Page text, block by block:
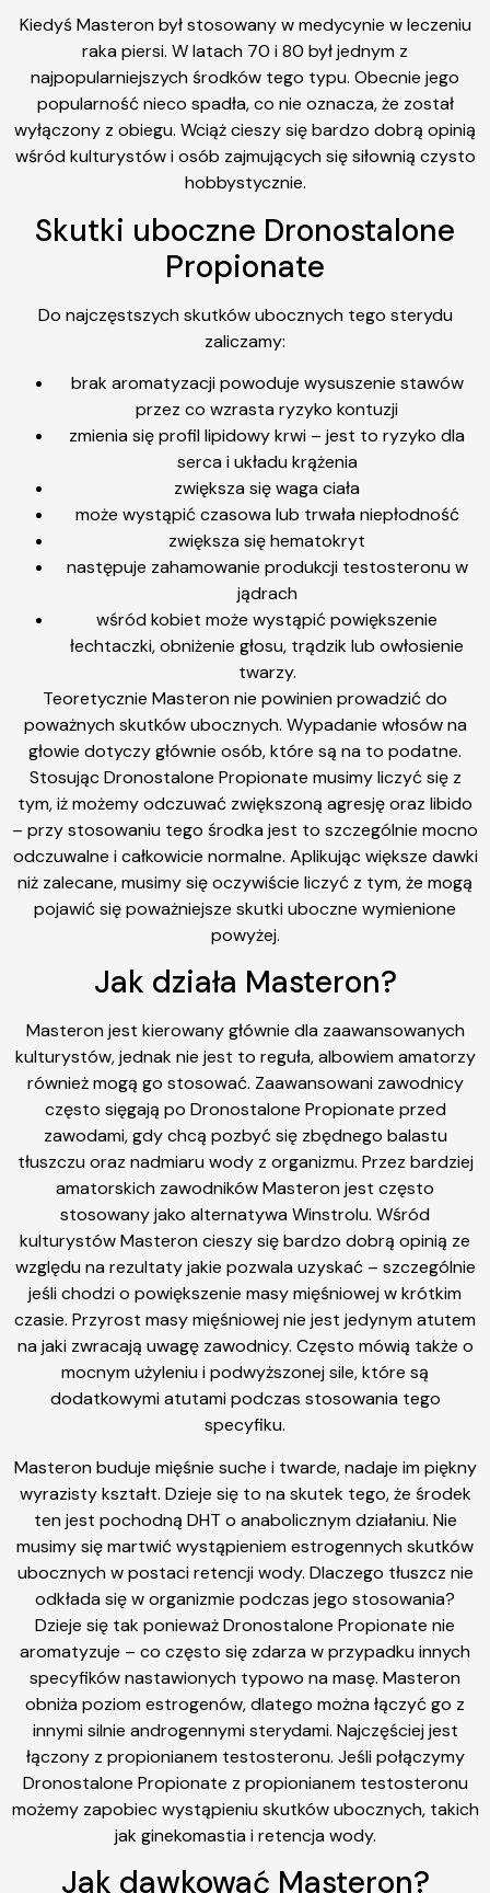
Kiedyś Masteron był stosowany w medycynie w leczeniu
raka piersi. W latach 70 i 80 był jednym z
najpopularniejszych środków tego typu. Obecnie jego
popularność nieco spadła, co nie oznacza, że został
wyłączony z obiegu. Wciąż cieszy się bardzo dobrą opinią
wśród kulturystów i osób zajmujących się siłownią czysto
hobbystycznie.
Skutki uboczne Dronostalone
Propionate
Do najczęstszych skutków ubocznych tego sterydu
zaliczamy:
brak aromatyzacji powoduje wysuszenie stawów
przez co wzrasta ryzyko kontuzji
zmienia się profil lipidowy krwi – jest to ryzyko dla
serca i układu krążenia
zwiększa się waga ciała
może wystąpić czasowa lub trwała niepłodność
zwiększa się hematokryt
następuje zahamowanie produkcji testosteronu w
jądrach
wśród kobiet może wystąpić powiększenie
łechtaczki, obniżenie głosu, trądzik lub owłosienie
twarzy.
Teoretycznie Masteron nie powinien prowadzić do
poważnych skutków ubocznych. Wypadanie włosów na
głowie dotyczy głównie osób, które są na to podatne.
Stosując Dronostalone Propionate musimy liczyć się z
tym, iż możemy odczuwać zwiększoną agresję oraz libido
– przy stosowaniu tego środka jest to szczególnie mocno
odczuwalne i całkowicie normalne. Aplikując większe dawki
niż zalecane, musimy się oczywiście liczyć z tym, że mogą
pojawić się poważniejsze skutki uboczne wymienione
powyżej.
Jak działa Masteron?
Masteron jest kierowany głównie dla zaawansowanych
kulturystów, jednak nie jest to reguła, albowiem amatorzy
również mogą go stosować. Zaawansowani zawodnicy
często sięgają po Dronostalone Propionate przed
zawodami, gdy chcą pozbyć się zbędnego balastu
tłuszczu oraz nadmiaru wody z organizmu. Przez bardziej
amatorskich zawodników Masteron jest często
stosowany jako alternatywa Winstrolu. Wśród
kulturystów Masteron cieszy się bardzo dobrą opinią ze
względu na rezultaty jakie pozwala uzyskać – szczególnie
jeśli chodzi o powiększenie masy mięśniowej w krótkim
czasie. Przyrost masy mięśniowej nie jest jedynym atutem
na jaki zwracają uwagę zawodnicy. Często mówią także o
mocnym użyleniu i podwyższonej sile, które są
dodatkowymi atutami podczas stosowania tego
specyfiku.
Masteron buduje mięśnie suche i twarde, nadaje im piękny
wyrazisty kształt. Dzieje się to na skutek tego, że środek
ten jest pochodną DHT o anabolicznym działaniu. Nie
musimy się martwić wystąpieniem estrogennych skutków
ubocznych w postaci retencji wody. Dlaczego tłuszcz nie
odkłada się w organizmie podczas jego stosowania?
Dzieje się tak ponieważ Dronostalone Propionate nie
aromatyzuje – co często się zdarza w przypadku innych
specyfików nastawionych typowo na masę. Masteron
obniża poziom estrogenów, dlatego można łączyć go z
innymi silnie androgennymi sterydami. Najczęściej jest
łączony z propionianem testosteronu. Jeśli połączymy
Dronostalone Propionate z propionianem testosteronu
możemy zapobiec wystąpieniu skutków ubocznych, takich
jak ginekomastia i retencja wody.
Jak dawkować Masteron?